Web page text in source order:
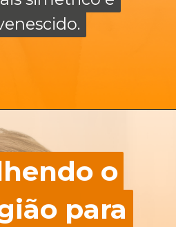
o
para
o
para